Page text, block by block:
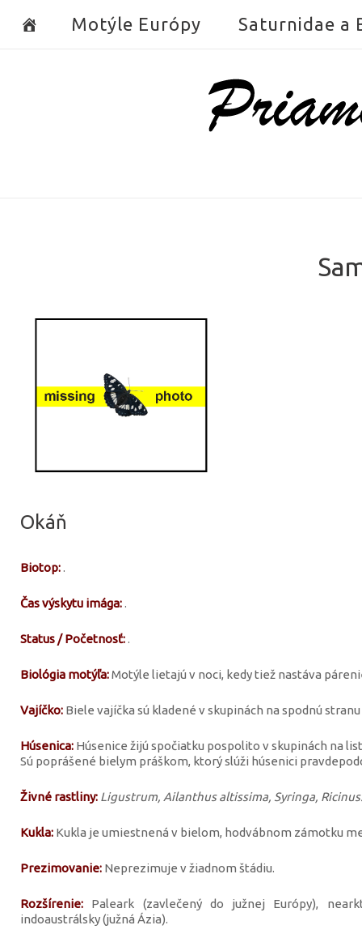
Motýle Európy Saturnidae a
Home
Okáň
Biotop:.
Čas výskytu imága:.
Status / Početnosť:.
Biológia motýľa:Motýle lietajú v noci, kedy tiež nastáva
Vajíčko: Biele vajíčka sú kladené v skupinách na spodnú
Húsenica: Húsenice žijú spočiatku pospolito v skupinách na
Sú poprášené bielym práškom, ktorý slúži húsenici
Živné rastliny: Ligustrum, Ailanthus altissima, Syringa,
Kukla: Kukla je umiestnená v bielom, hodvábnom zámotku
Prezimovanie: Neprezimuje v žiadnom štádiu.
Rozšírenie: Paleark (zavlečený do južnej Európy),
indoaustrálsky (južná Ázia).